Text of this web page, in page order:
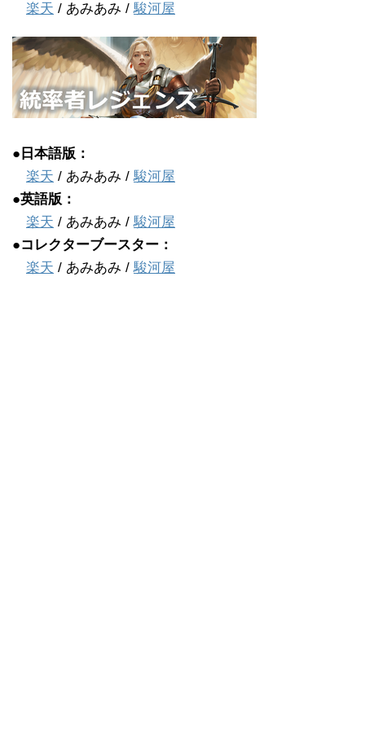
楽天 / あみあみ /駿河屋
●日本語版：
楽天 / あみあみ /駿河屋
●英語版：
楽天 / あみあみ /駿河屋
●コレクターブースター：
楽天 / あみあみ /駿河屋